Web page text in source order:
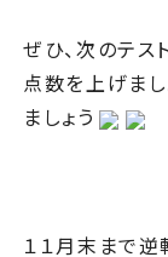
ぜひ、次のテス
点数を上げまし
ましょう
１１月末まで